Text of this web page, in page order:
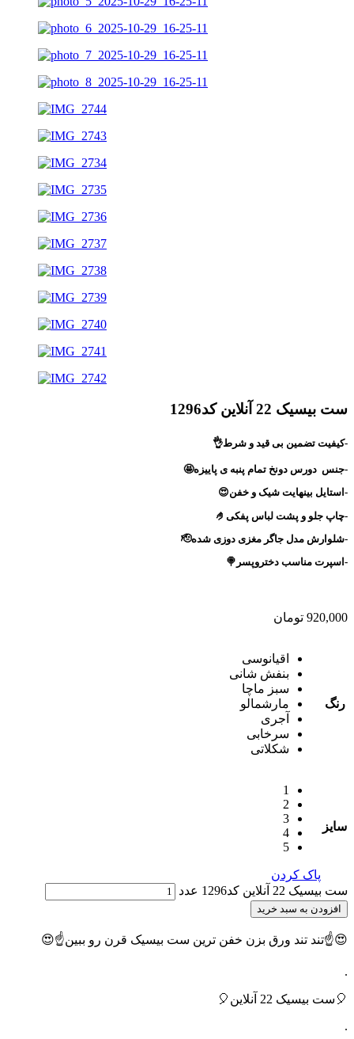
ست بیسیک 22 آنلاین کد1296
-کیفیت تضمین بی قید و شرط👌
-جنس دورس دونخ تمام پنبه ی پاییزه🤩
-استایل بینهایت شیک و خفن😍
-چاپ جلو و پشت لباس پفکی🤌
-شلوارش مدل جاگر مغزی دوزی شده🫡
-اسپرت مناسب دختروپسر🍭
920,000 تومان
رنگ
اقیانوسی
بنفش شانی
سبز ماچا
مارشمالو
آجری
سرخابی
شکلاتی
سایز
1
2
3
4
5
پاک کردن
ست بیسیک 22 آنلاین کد1296 عدد
افزودن به سبد خرید
😍☝️تند تند ورق بزن خفن ترین ست بیسیک قرن رو ببین☝️😍
.
🎈ست بیسیک 22 آنلاین🎈
.